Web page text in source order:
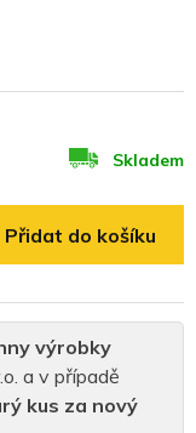
výrobky
a v případě
kus za nový
Skladem
Přidat do košíku